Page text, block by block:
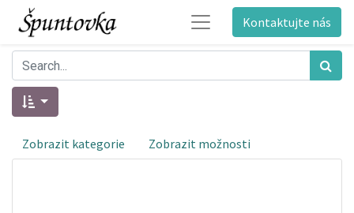
Kontaktujte nás
Zobrazit kategorie Zobrazit možnosti